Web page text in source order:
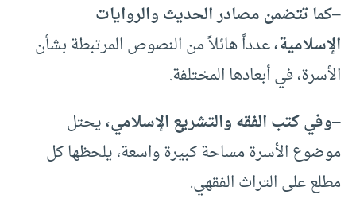
–كما تتضمن مصادر الحديث والروايات
الإسلامية،عدداً هائلاً من النصوص المرتبطة بشأن
الأسرة، في أبعادها المختلفة.
–وفي كتب الفقه والتشريع الإسلامي،يحتل
موضوع الأسرة مساحة كبيرة واسعة، يلحظها كل
مطلع على التراث الفقهي.